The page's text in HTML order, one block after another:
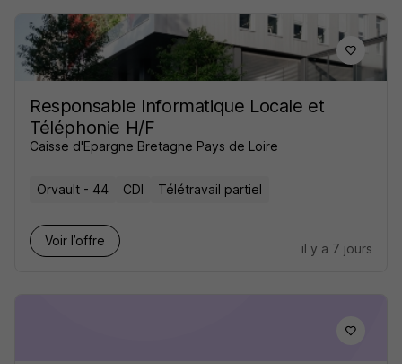
Responsable Informatique Locale et
Téléphonie H/F
Caisse d'Epargne Bretagne Pays de Loire
Orvault - 44 CDI Télétravail partiel
Voir l’offre
il y a 7 jours